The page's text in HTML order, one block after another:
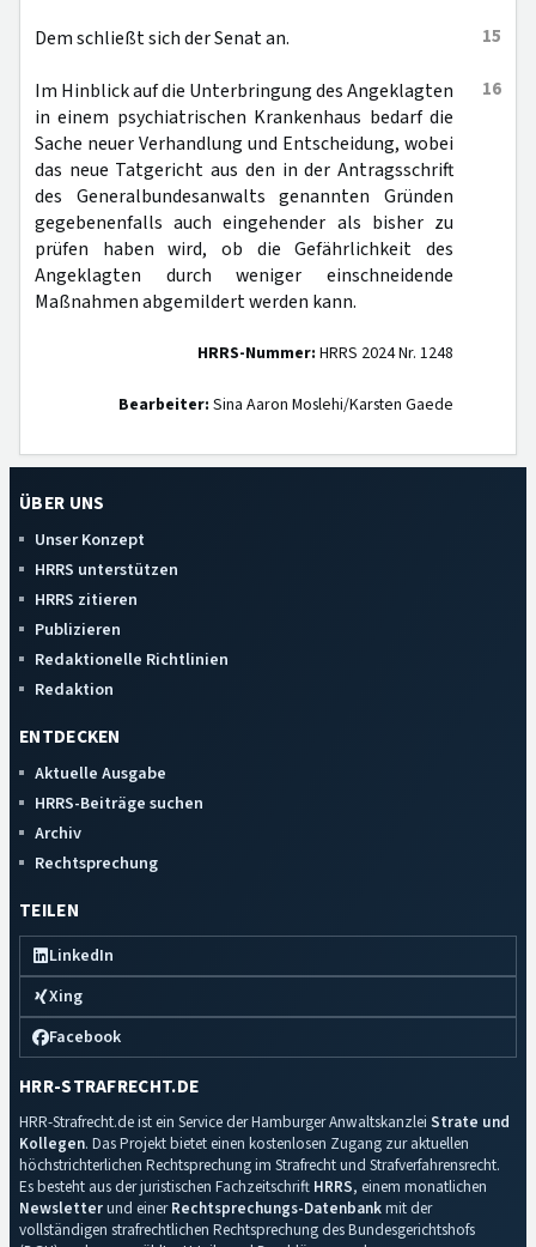
15
Dem schließt sich der Senat an.
16
Im Hinblick auf die Unterbringung des Angeklagten
in einem psychiatrischen Krankenhaus bedarf die
Sache neuer Verhandlung und Entscheidung, wobei
das neue Tatgericht aus den in der Antragsschrift
des Generalbundesanwalts genannten Gründen
gegebenenfalls auch eingehender als bisher zu
prüfen haben wird, ob die Gefährlichkeit des
Angeklagten durch weniger einschneidende
Maßnahmen abgemildert werden kann.
HRRS-Nummer: HRRS 2024 Nr. 1248
Bearbeiter: Sina Aaron Moslehi/Karsten Gaede
ÜBER UNS
Unser Konzept
HRRS unterstützen
HRRS zitieren
Publizieren
Redaktionelle Richtlinien
Redaktion
ENTDECKEN
Aktuelle Ausgabe
HRRS-Beiträge suchen
Archiv
Rechtsprechung
TEILEN
LinkedIn
Xing
Facebook
HRR-STRAFRECHT.DE
HRR-Strafrecht.de ist ein Service der Hamburger Anwaltskanzlei Strate und
Kollegen. Das Projekt bietet einen kostenlosen Zugang zur aktuellen
höchstrichterlichen Rechtsprechung im Strafrecht und Strafverfahrensrecht.
Es besteht aus der juristischen Fachzeitschrift HRRS, einem monatlichen
Newsletterund einerRechtsprechungs-Datenbankmit der
vollständigen strafrechtlichen Rechtsprechung des Bundesgerichtshofs